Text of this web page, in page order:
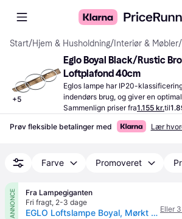
Start/Hjem & Husholdning/ Interiør & Møbler/
+5
Eglo Boyal Black/Rustic
Loftplafond 40cm
Eglos lampe har IP20-
indendørs brug, og giver en
Sammenlign priser fra1.155 kr.til
Prøv fleksible betalinger med Lær
Farve Promoveret
ANNONCE
Fra Lampegiganten
Fri fragt, 2-3 dage
EGLO Loftslampe Boyal, Mørkt træ, Stue/spisestue, Træ Eller